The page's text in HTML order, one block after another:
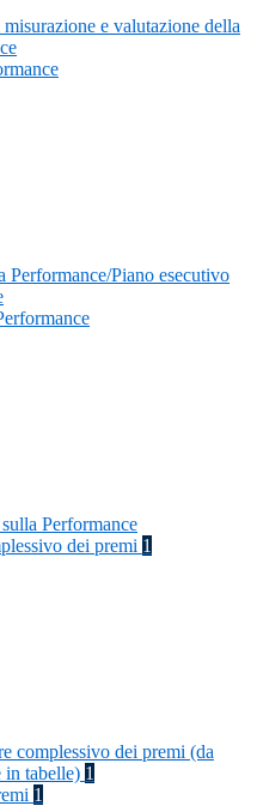
misurazione e valutazione della
Performance/Piano esecutivo
Performance
dei premi 1
complessivo dei premi (da
in tabelle) 1
1